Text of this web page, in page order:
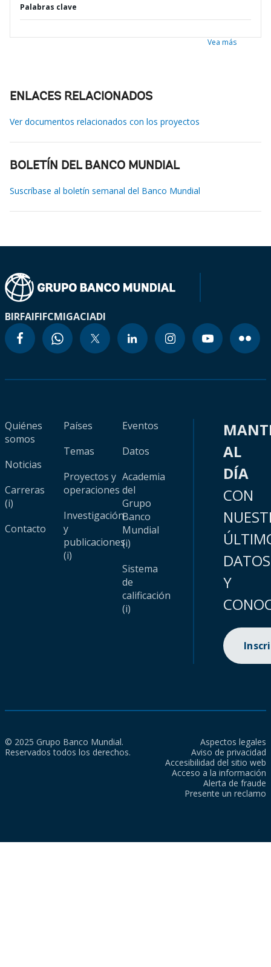
Palabras clave
Vea más
ENLACES RELACIONADOS
Ver documentos relacionados con los proyectos
BOLETÍN DEL BANCO MUNDIAL
Suscríbase al boletín semanal del Banco Mundial
BIRFAIFIFCMIGACIADI
Quiénes
somos
Noticias
Carreras
(i)
Contacto
Países
Temas
Proyectos y
operaciones
Investigación
y
publicaciones
(i)
Eventos
Datos
Academia
del
Grupo
Banco
Mundial
(i)
Sistema
de
calificación
(i)
AL
DÍA
CON
DATOS
Y
© 2025 Grupo Banco Mundial.
Reservados todos los derechos.
Aspectos legales
Aviso de privacidad
Accesibilidad del sitio web
Acceso a la información
Alerta de fraude
Presente un reclamo